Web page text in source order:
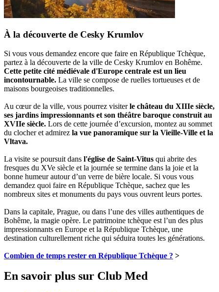
À la découverte de Cesky Krumlov
Si vous vous demandez encore que faire en République Tchèque,
partez à la découverte de la ville de Cesky Krumlov en Bohême.
Cette petite cité médiévale d'Europe centrale est un lieu
incontournable. La ville se compose de ruelles tortueuses et de
maisons bourgeoises traditionnelles.
Au cœur de la ville, vous pourrez visiterle château du XIIIe siècle,
ses jardins impressionnants et son théâtre baroque construit au
XVIIe siècle. Lors de cette journée d’excursion, montez au sommet
du clocher et admirez la vue panoramique sur la Vieille-Ville et la
Vltava.
La visite se poursuit dans l'église de Saint-Vitus qui abrite des
fresques du XVe siècle et la journée se termine dans la joie et la
bonne humeur autour d’un verre de bière locale. Si vous vous
demandez quoi faire en République Tchèque, sachez que les
nombreux sites et monuments du pays vous ouvrent leurs portes.
Dans la capitale, Prague, ou dans l’une des villes authentiques de
Bohême, la magie opère. Le patrimoine tchèque est l’un des plus
impressionnants en Europe et la République Tchèque, une
destination culturellement riche qui séduira toutes les générations.
Combien de temps rester en République Tchèque ? >
En savoir plus sur Club Med